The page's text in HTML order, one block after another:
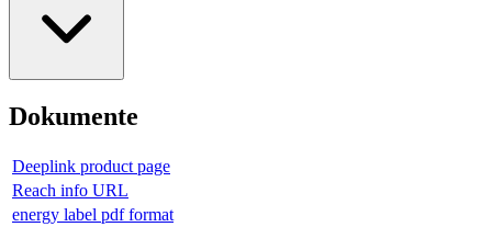
Dokumente
Deeplink product page
Reach info URL
energy label pdf format